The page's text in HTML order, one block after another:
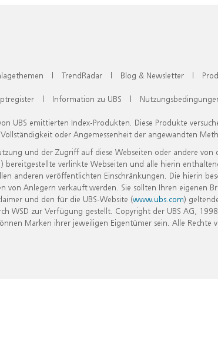
| TrendRadar | Blog & Newsletter |
| Information zu UBS |
UBS emittierten Index-Produkten. Diese Produkte
oder Angemessenheit der angewandten
und der Zugriff auf diese Webseiten oder andere von
verlinkte Webseiten und alle hierin
anderen veröffentlichten Einschränkungen. Die hierin
Anlegern verkauft werden. Sie sollten Ihren eigenen
und den für die UBS-Website (www.ubs.com)
zur Verfügung gestellt. Copyright der UBS AG,
Marken ihrer jeweiligen Eigentümer sein. Alle Rechte